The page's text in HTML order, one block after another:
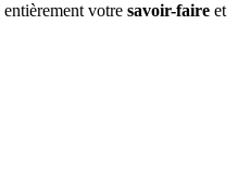
votre savoir-faire et